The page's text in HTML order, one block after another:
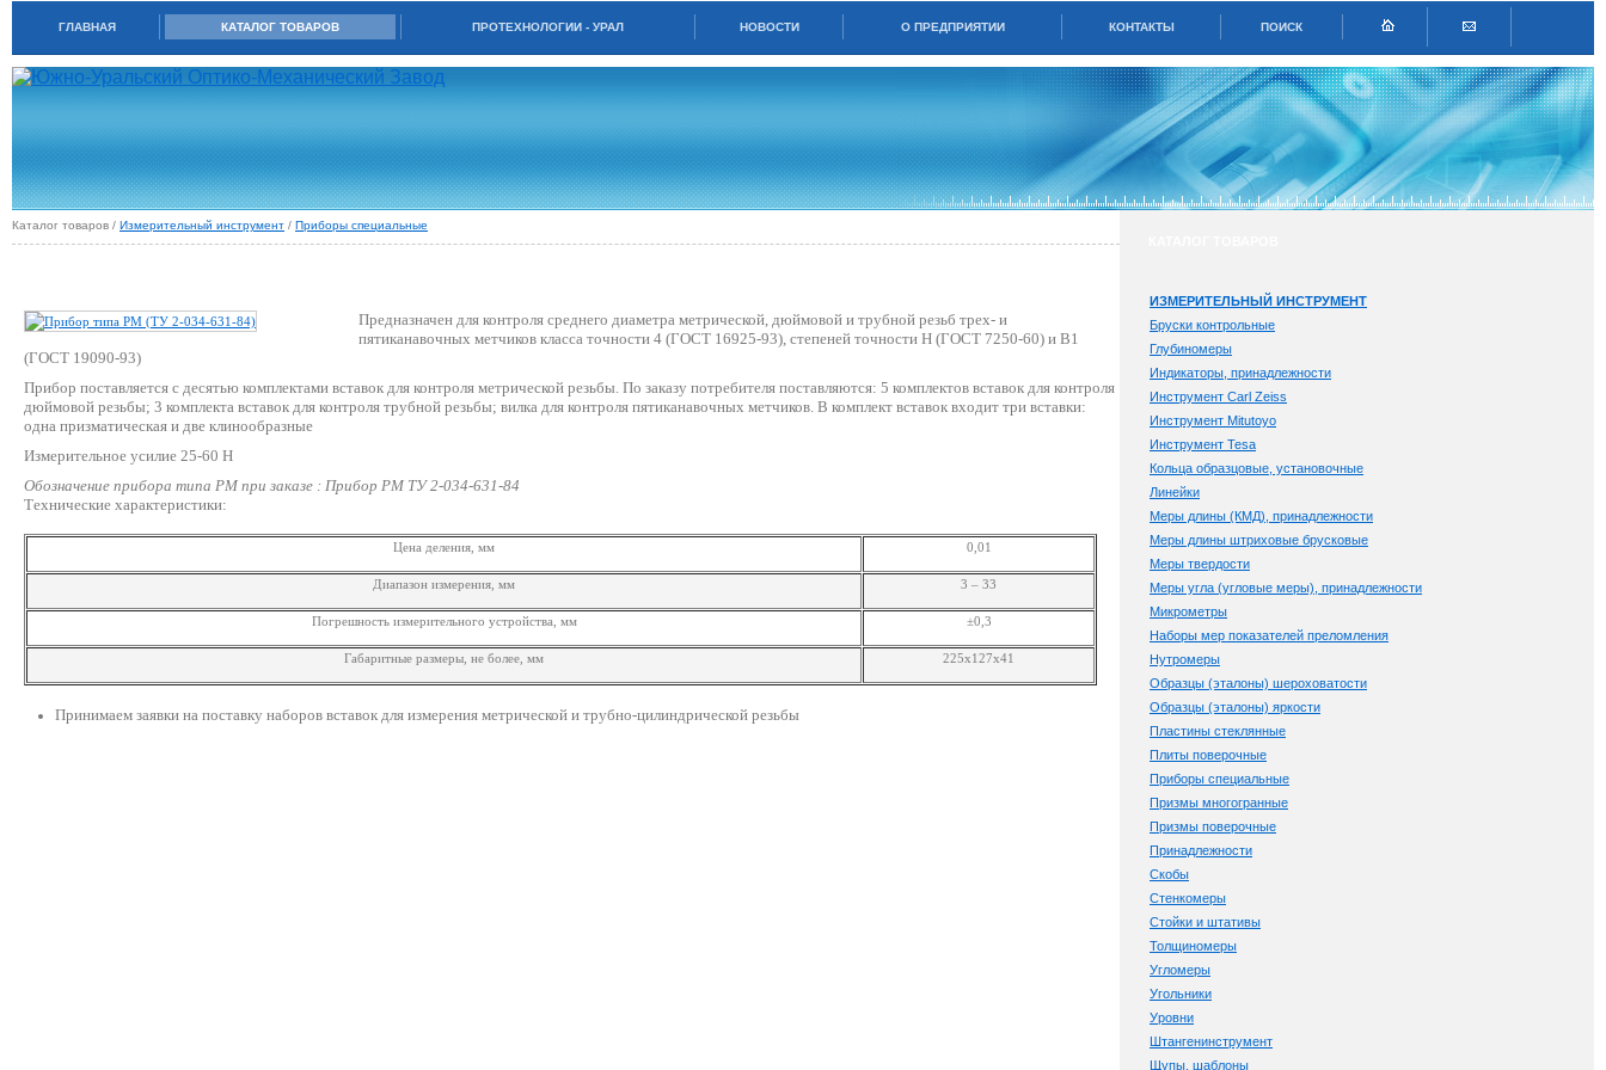
ГЛАВНАЯ КАТАЛОГ ТОВАРОВ ПРОТЕХНОЛОГИИ - УРАЛ НОВОСТИ О ПРЕДПРИЯТИИ КОНТАКТЫ ПОИСК
Каталог товаров / Измерительный инструмент / Приборы специальные
Предназначен для контроля среднего диаметра метрической, дюймовой и трубной резьб трех- и
пятиканавочных метчиков класса точности 4 (ГОСТ 16925-93), степеней точности Н (ГОСТ 7250-60) и В1
(ГОСТ 19090-93)
Прибор поставляется с десятью комплектами вставок для контроля метрической резьбы. По заказу потребителя поставляются: 5 комплектов вставок для контроля
дюймовой резьбы; 3 комплекта вставок для контроля трубной резьбы; вилка для контроля пятиканавочных метчиков. В комплект вставок входит три вставки:
одна призматическая и две клинообразные
Измерительное усилие 25-60 Н
Обозначение прибора типа РМ при заказе : Прибор РМ ТУ 2-034-631-84
Технические характеристики:
Цена деления, мм 0,01
Диапазон измерения, мм 3 – 33
Погрешность измерительного устройства, мм ±0,3
Габаритные размеры, не более, мм 225х127х41
Принимаем заявки на поставку наборов вставок для измерения метрической и трубно-цилиндрической резьбы
ИЗМЕРИТЕЛЬНЫЙ ИНСТРУМЕНТ
Бруски контрольные
Глубиномеры
Индикаторы, принадлежности
Инструмент Carl Zeiss
Инструмент Mitutoyo
Инструмент Tesa
Кольца образцовые, установочные
Линейки
Меры длины (КМД), принадлежности
Меры длины штриховые брусковые
Меры твердости
Меры угла (угловые меры), принадлежности
Микрометры
Наборы мер показателей преломления
Нутромеры
Образцы (эталоны) шероховатости
Образцы (эталоны) яркости
Пластины стеклянные
Плиты поверочные
Приборы специальные
Призмы многогранные
Призмы поверочные
Принадлежности
Скобы
Стенкомеры
Стойки и штативы
Толщиномеры
Угломеры
Угольники
Уровни
Штангенинструмент
Щупы, шаблоны